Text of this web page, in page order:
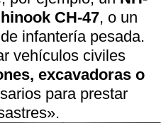
CH-47, o un
infantería pesada.
vehículos civiles
excavadoras o
para prestar